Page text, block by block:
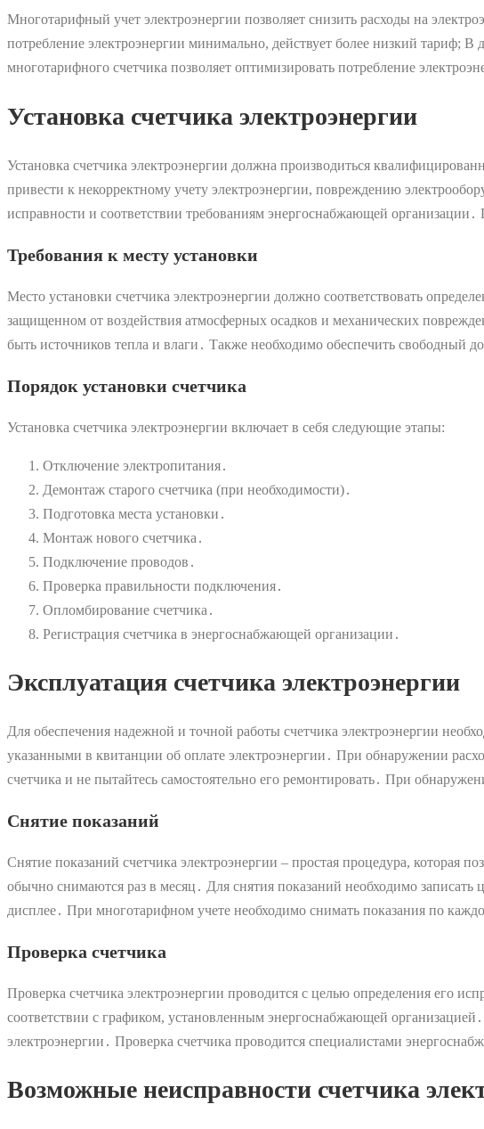
Многотарифный учет электроэнергии позволяет снизить расходы на
потребление электроэнергии минимально, действует более низкий тариф; В
многотарифного счетчика позволяет оптимизировать потребление
Установка счетчика электроэнергии
Установка счетчика электроэнергии должна производиться
привести к некорректному учету электроэнергии, повреждению
исправности и соответствии требованиям энергоснабжающей
Требования к месту установки
Место установки счетчика электроэнергии должно соответствовать
защищенном от воздействия атмосферных осадков и механических
быть источников тепла и влаги․ Также необходимо обеспечить свободный
Порядок установки счетчика
Установка счетчика электроэнергии включает в себя следующие этапы:
Отключение электропитания․
Демонтаж старого счетчика (при необходимости)․
Подготовка места установки․
Монтаж нового счетчика․
Подключение проводов․
Проверка правильности подключения․
Опломбирование счетчика․
Регистрация счетчика в энергоснабжающей организации․
Эксплуатация счетчика электроэнергии
Для обеспечения надежной и точной работы счетчика электроэнергии
указанными в квитанции об оплате электроэнергии․ При обнаружении
счетчика и не пытайтесь самостоятельно его ремонтировать․ При
Снятие показаний
Снятие показаний счетчика электроэнергии – простая процедура, которая
обычно снимаются раз в месяц․ Для снятия показаний необходимо
дисплее․ При многотарифном учете необходимо снимать показания по
Проверка счетчика
Проверка счетчика электроэнергии проводится с целью определения его
соответствии с графиком, установленным энергоснабжающей
электроэнергии․ Проверка счетчика проводится специалистами
Возможные неисправности счетчика